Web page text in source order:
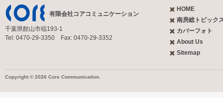
有限会社コアコミュニケーション
千葉県館山市稲193-1
Tel: 0470-29-3350 Fax: 0470-29-3352
HOME
南房総トピック
カバーフォト
About Us
Sitemap
Copyright © 2026 Core Communication.